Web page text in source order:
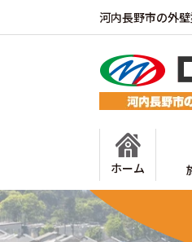
河内長野市の外
ホーム